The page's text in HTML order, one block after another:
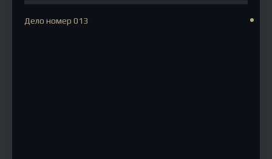
Дело номер 013